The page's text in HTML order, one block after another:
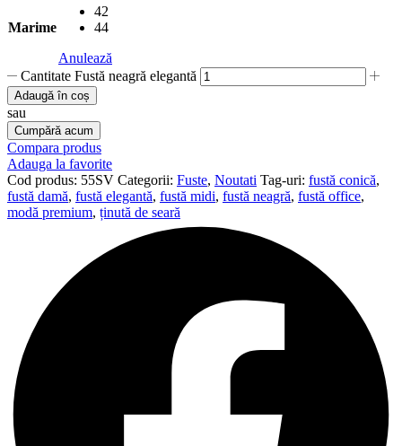
Marime
42
44
Anulează
Cantitate Fustă neagră elegantă
Adaugă în coș
sau
Cumpără acum
Compara produs
Adauga la favorite
Cod produs: 55SV Categorii: Fuste, Noutati Tag-uri: fustă conică,
fustă damă, fustă elegantă, fustă midi, fustă neagră, fustă office,
modă premium, ținută de seară